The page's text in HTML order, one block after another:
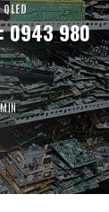
0943 980